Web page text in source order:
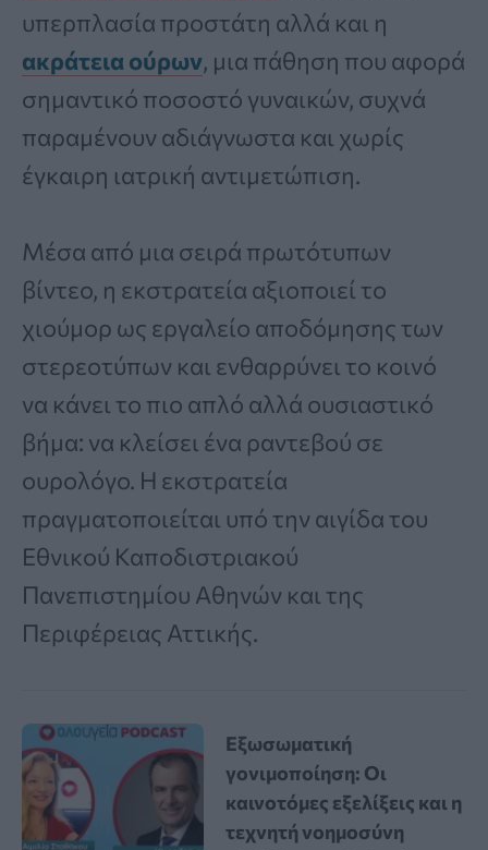
υπερπλασία προστάτη αλλά και η
ακράτεια ούρων, μια πάθηση που αφορά
σημαντικό ποσοστό γυναικών, συχνά
παραμένουν αδιάγνωστα και χωρίς
έγκαιρη ιατρική αντιμετώπιση.
Μέσα από μια σειρά πρωτότυπων
βίντεο, η εκστρατεία αξιοποιεί το
χιούμορ ως εργαλείο αποδόμησης των
στερεοτύπων και ενθαρρύνει το κοινό
να κάνει το πιο απλό αλλά ουσιαστικό
βήμα: να κλείσει ένα ραντεβού σε
ουρολόγο. Η εκστρατεία
πραγματοποιείται υπό την αιγίδα του
Εθνικού Καποδιστριακού
Πανεπιστημίου Αθηνών και της
Περιφέρειας Αττικής.
Εξωσωματική
γονιμοποίηση: Οι
καινοτόμες εξελίξεις και η
τεχνητή νοημοσύνη